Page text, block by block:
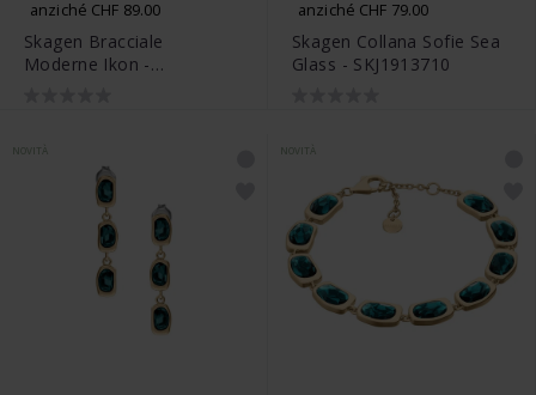
anziché CHF 89.00
Skagen Bracciale
Moderne Ikon -
anziché CHF 79.00
Skagen Collana Sofie Sea
Glass - SKJ1913710
NOVITÀ NOVITÀ